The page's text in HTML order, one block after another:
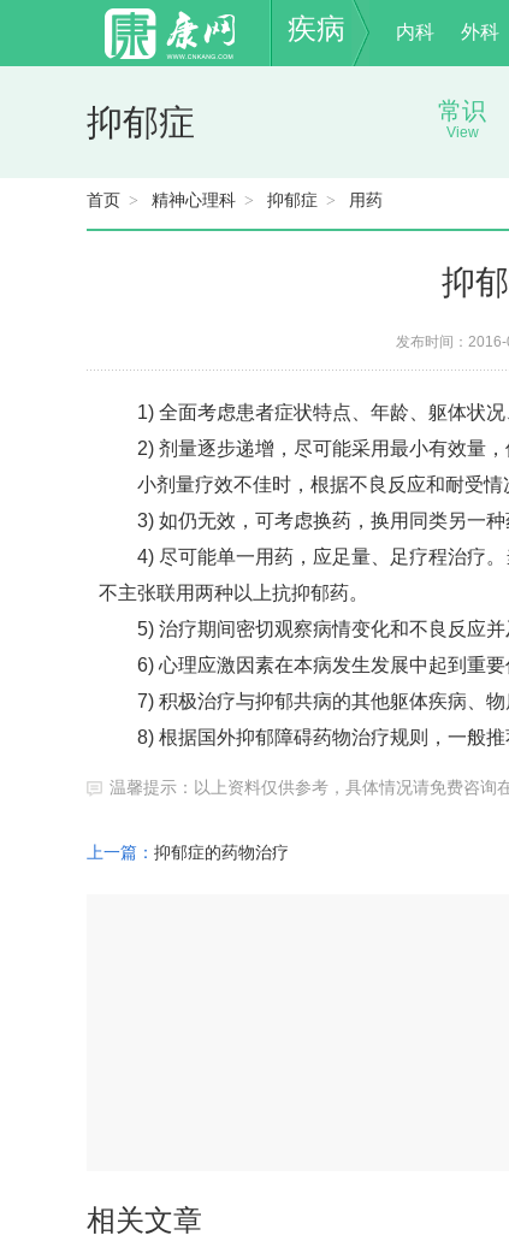
疾病 内科 外科
抑郁症 常识
View
首页 > 精神心理科 > 抑郁症 > 用药
抑
发布时间：
1) 全面考虑患者症状特点、年龄、躯体状况
2) 剂量逐步递增，尽可能采用最小有效量，
小剂量疗效不佳时，根据不良反应和耐受情
3) 如仍无效，可考虑换药，换用同类另一种
4) 尽可能单一用药，应足量、足疗程治疗。
不主张联用两种以上抗抑郁药。
5) 治疗期间密切观察病情变化和不良反应并
6) 心理应激因素在本病发生发展中起到重要
7) 积极治疗与抑郁共病的其他躯体疾病、物
8) 根据国外抑郁障碍药物治疗规则，一般推
温馨提示：以上资料仅供参考，具体情况请免费咨询
上一篇： 抑郁症的药物治疗
相关文章